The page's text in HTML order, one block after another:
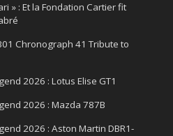
» : Et la Fondation Cartier fit
Chronograph 41 Tribute to
2026 : Lotus Elise GT1
2026 : Mazda 787B
2026 : Aston Martin DBR1-